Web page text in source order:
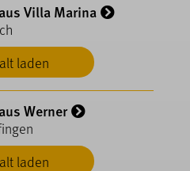
laden
Villa Marina
laden
Werner